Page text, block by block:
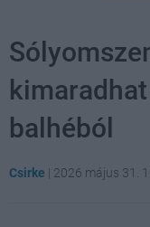
balhéból
Csirke | 2026 május 31.